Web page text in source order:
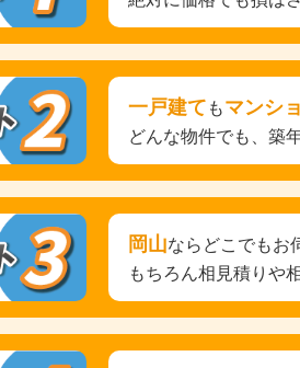
一戸建て もマンシ
どんな物件でも、築
岡山ならどこでもお
もちろん相見積りや